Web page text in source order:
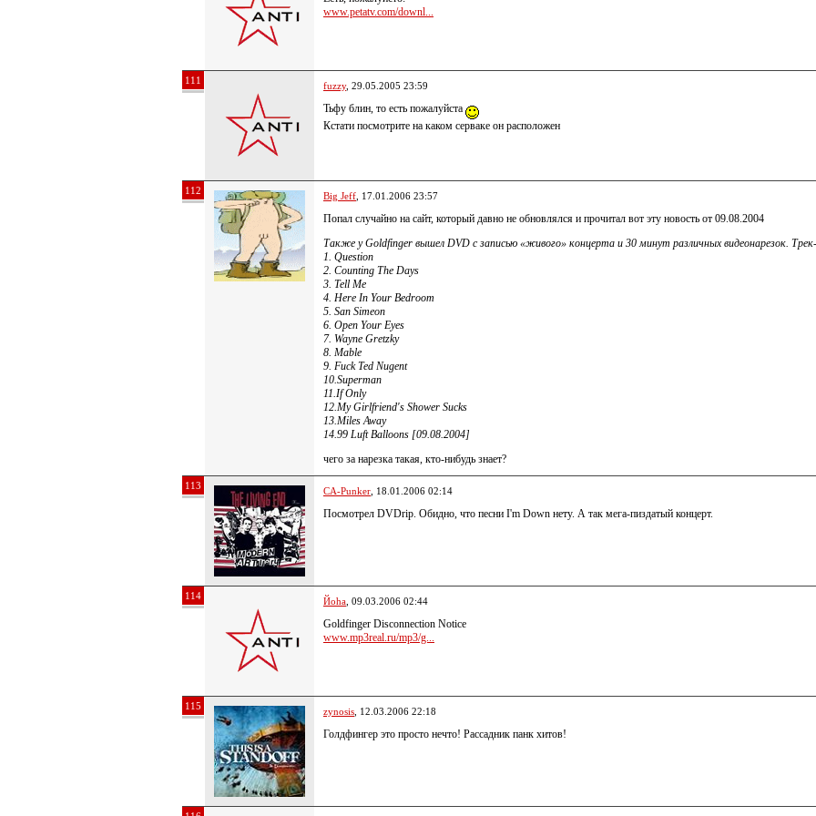
www.petatv.com/downl...
111 fuzzy, 29.05.2005 23:59
Тьфу блин, то есть пожалуйста
Кстати посмотрите на каком серваке он расположен
112 Big Jeff , 17.01.2006 23:57
Попал случайно на сайт, который давно не обновлялся и прочитал вот эту новость от 09.08.2004
Также у Goldfinger вышел DVD с записью «живого» концерта и 30 минут различных видеонарезок.
1. Question
2. Counting The Days
3. Tell Me
4. Here In Your Bedroom
5. San Simeon
6. Open Your Eyes
7. Wayne Gretzky
8. Mable
9. Fuck Ted Nugent
10.Superman
11.If Only
12.My Girlfriend's Shower Sucks
13.Miles Away
14.99 Luft Balloons [09.08.2004]
чего за нарезка такая, кто-нибудь знает?
113 CA-Punker , 18.01.2006 02:14
Посмотрел DVDrip. Обидно, что песни I'm Down нету. А так мега-пиздатый концерт.
114 Йoha , 09.03.2006 02:44
Goldfinger Disconnection Notice
www.mp3real.ru/mp3/g...
115 zynosis , 12.03.2006 22:18
Голдфингер это просто нечто! Рассадник панк хитов!